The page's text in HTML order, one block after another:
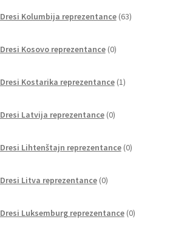
Dresi Kolumbija reprezentance 63izdelkov
Dresi Kosovo reprezentance 0izdelkov
Dresi Kostarika reprezentance 1izdelek
Dresi Latvija reprezentance 0izdelkov
Dresi Lihtenštajn reprezentance 0izdelkov
Dresi Litva reprezentance 0izdelkov
Dresi Luksemburg reprezentance 0izdelkov